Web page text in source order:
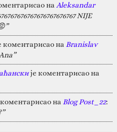
на Aleksandar
NIJE
коментарисао на Branislav
је коментарисао на
на Blog Post_22: